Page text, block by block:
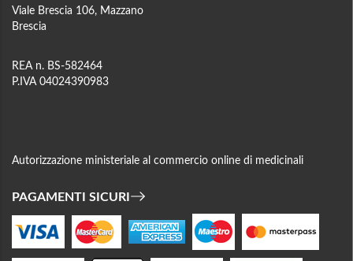
Viale Brescia 106, Mazzano
Brescia
REA n. BS-582464
P.IVA 04024390983
Autorizzazione ministeriale al commercio online di medicinali
PAGAMENTI SICURI